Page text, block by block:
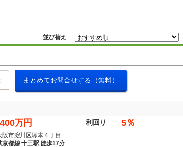
並び替え
まとめてお問合せする（無料）
万円 利回り 5％
阪市淀川区塚本４丁目
京都線 十三駅 徒歩17分